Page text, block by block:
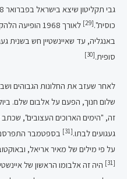
כוסית".[29]
לאורך 1968
באנגליה, עד שאיינשטיין חש בשנית
סופית.[30]
לאחר שעזב את החלונות הגבוהים
זה, "הימים הארוכים העצובים", שכתב
געגועים לבתו.[31]
בספטמבר התפרסם
על פי מילים של מאיר אריאל,
[31]
היה זה אלבומו הראשון של